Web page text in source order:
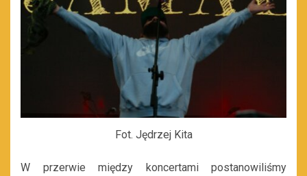
Fot. Jędrzej Kita
W przerwie między koncertami postanowiliśmy